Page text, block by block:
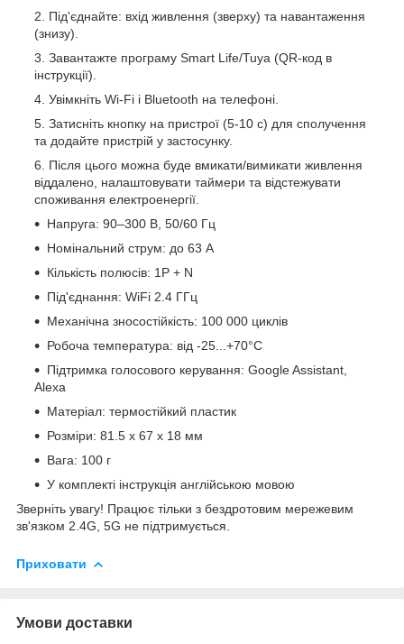
Під'єднайте: вхід живлення (зверху) та навантаження
(знизу).
Завантажте програму Smart Life/Tuya (QR-код в
інструкції).
Увімкніть Wi-Fi і Bluetooth на телефоні.
Затисніть кнопку на пристрої (5-10 с) для сполучення
та додайте пристрій у застосунку.
Після цього можна буде вмикати/вимикати живлення
віддалено, налаштовувати таймери та відстежувати
споживання електроенергії.
Напруга: 90–300 В, 50/60 Гц
Номінальний струм: до 63 А
Кількість полюсів: 1P + N
Під'єднання: WiFi 2.4 ГГц
Механічна зносостійкість: 100 000 циклів
Робоча температура: від -25...+70°C
Підтримка голосового керування: Google Assistant,
Alexa
Матеріал: термостійкий пластик
Розміри: 81.5 х 67 х 18 мм
Вага: 100 г
У комплекті інструкція англійською мовою
Зверніть увагу! Працює тільки з бездротовим мережевим
зв'язком 2.4G, 5G не підтримується.
Приховати
Умови доставки